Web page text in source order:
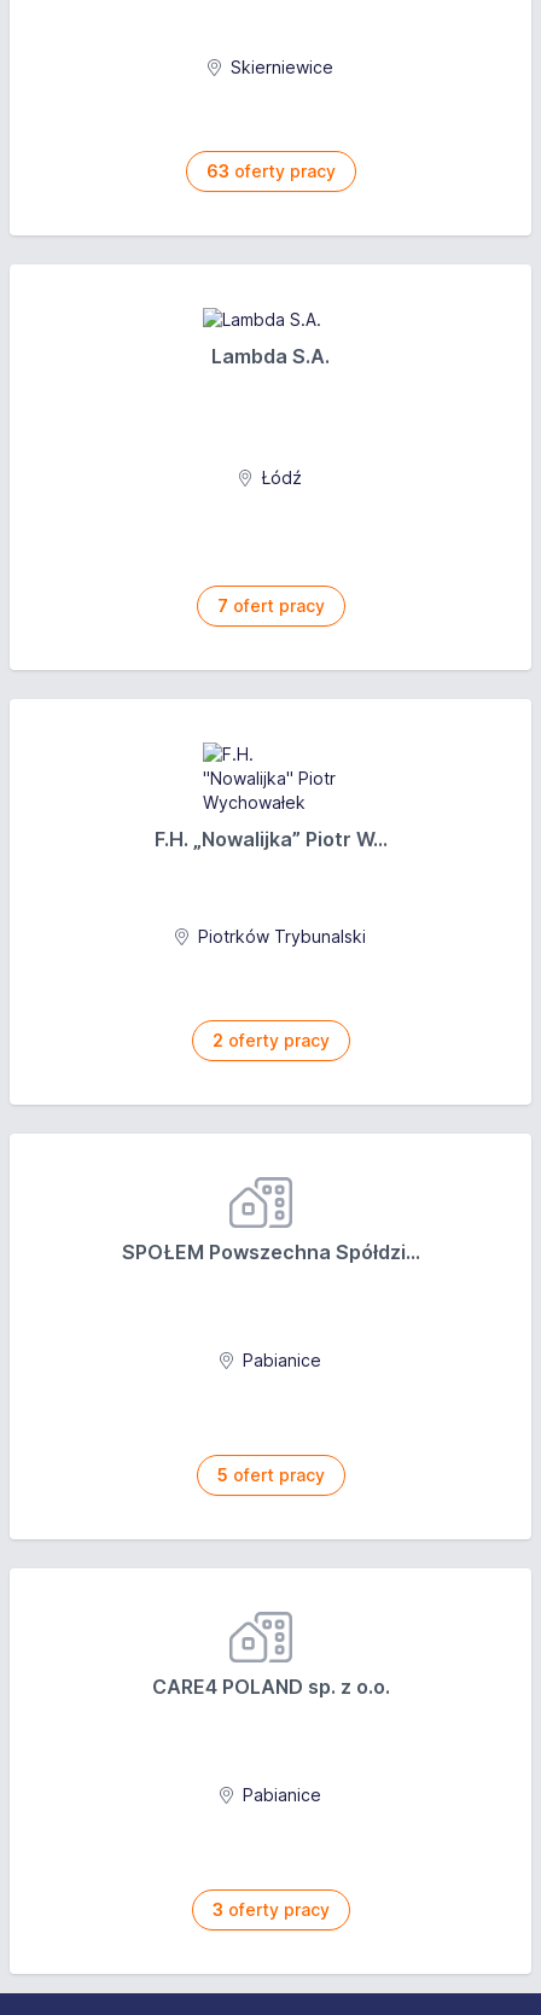
Skierniewice
63 oferty pracy
Lambda S.A.
Łódź
7 ofert pracy
F.H. „Nowalijka” Piotr W...
Piotrków Trybunalski
2 oferty pracy
SPOŁEM Powszechna Spółdzi...
Pabianice
5 ofert pracy
CARE4 POLAND sp. z o.o.
Pabianice
3 oferty pracy